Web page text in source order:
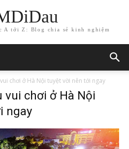
A tới Z: Blog chia sẻ kinh nghiệm
chơi ở Hà Nội tuyệt vời nên tới ngay
vui chơi ở Hà Nội
ngay